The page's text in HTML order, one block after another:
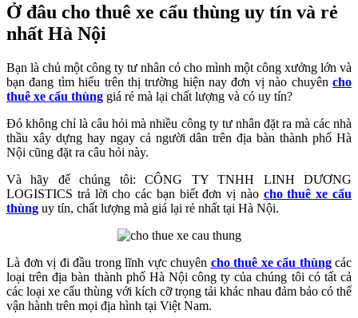
Ở đâu cho thuê xe cẩu thùng uy tín và rẻ
nhất Hà Nội
Bạn là chủ một công ty tư nhân có cho mình một công xưởng lớn và
bạn đang tìm hiểu trên thị trường hiện nay đơn vị nào chuyên cho
thuê xe cẩu thùng giá rẻ mà lại chất lượng và có uy tín?
Đó không chỉ là câu hỏi mà nhiều công ty tư nhân đặt ra mà các nhà
thầu xây dựng hay ngay cả người dân trên địa bàn thành phố Hà
Nội cũng đặt ra câu hỏi này.
Và hãy để chúng tôi: CÔNG TY TNHH LINH DƯƠNG
LOGISTICS trả lời cho các bạn biết đơn vị nào cho thuê xe cẩu
thùng uy tín, chất lượng mà giá lại rẻ nhất tại Hà Nội.
Là đơn vị đi đầu trong lĩnh vực chuyên cho thuê xe cẩu thùngcác
loại trên địa bàn thành phố Hà Nội công ty của chúng tôi có tất cả
các loại xe cẩu thùng với kích cỡ trọng tải khác nhau đảm bảo có thể
vận hành trên mọi địa hình tại Việt Nam.